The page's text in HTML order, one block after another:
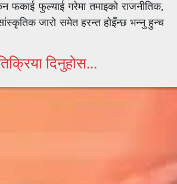
फकाई फुल्याई गरेमा तमाइको राजनीतिक,
जारो समेत हरन्त होइँन्छ भन्नु हुन्च
दिनुहोस...